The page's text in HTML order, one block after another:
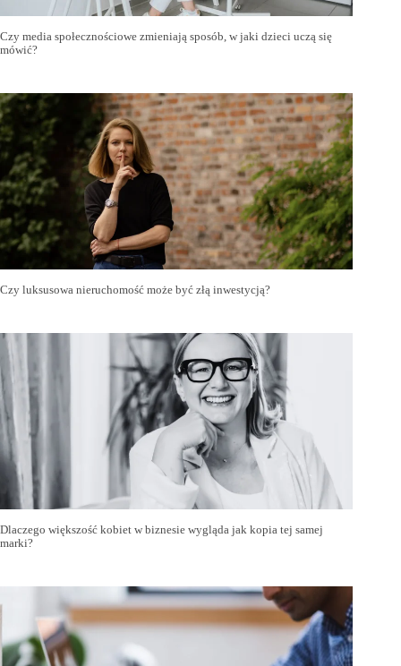
Czy media społecznościowe zmieniają sposób, w jaki dzieci uczą się
mówić?
Czy luksusowa nieruchomość może być złą inwestycją?
Dlaczego większość kobiet w biznesie wygląda jak kopia tej samej
marki?